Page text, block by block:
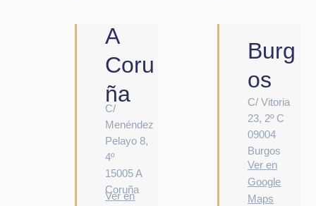
A
Coru
ña
C/
Menéndez
Pelayo 8,
4º
15005 A
Coruña
Ver en
Burg
os
C/ Vitoria
23, 2º C
09004
Burgos
Ver en
Google
Maps